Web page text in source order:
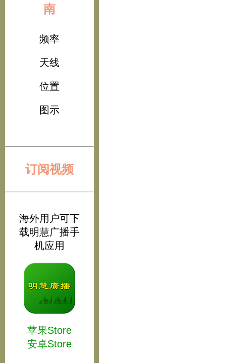
南
频率
天线
位置
图示
订阅视频
海外用户可下
载明慧广播手
机应用
苹果Store
安卓Store